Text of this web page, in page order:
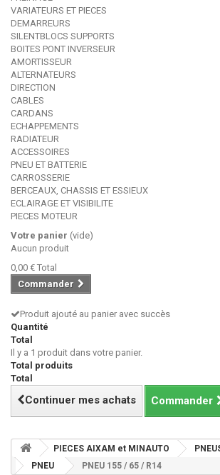
VARIATEURS ET PIECES
DEMARREURS
SILENTBLOCS SUPPORTS
BOITES PONT INVERSEUR
AMORTISSEUR
ALTERNATEURS
DIRECTION
CABLES
CARDANS
ECHAPPEMENTS
RADIATEUR
ACCESSOIRES
PNEU ET BATTERIE
CARROSSERIE
BERCEAUX, CHASSIS ET ESSIEUX
ECLAIRAGE ET VISIBILITE
PIECES MOTEUR
Votre panier (vide)
Aucun produit
0,00 € Total
Commander
Produit ajouté au panier avec succès
Quantité
Total
Il y a 1 produit dans votre panier.
Total produits
Total
Continuer mes achats Commander
PIECES AIXAM et MINAUTO
PNEU
PNEU 155 / 65 / R14